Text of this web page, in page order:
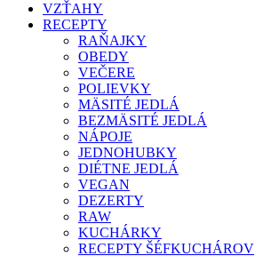
VZŤAHY
RECEPTY
RAŇAJKY
OBEDY
VEČERE
POLIEVKY
MÄSITÉ JEDLÁ
BEZMÄSITÉ JEDLÁ
NÁPOJE
JEDNOHUBKY
DIÉTNE JEDLÁ
VEGAN
DEZERTY
RAW
KUCHÁRKY
RECEPTY ŠÉFKUCHÁROV